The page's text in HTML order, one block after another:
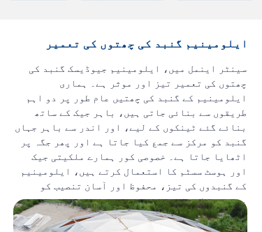
0102
03
04
ایلومینیم گنبد کی چھتوں کی تعمیر
سینٹر اینمل میں، ایلومینیم جیوڈیسک گنبد کی
چھتوں کی تعمیر تیز اور موثر ہے۔
ہماری
ایلومینیم کے گنبد کی چھتیں عام طور پر دو اہم
طریقوں سے بنائی جاتی ہیں، باہر جیک کے ساتھ
بنائے گئے ٹینکوں کے لیے،
اور اندر سے باہر جہاں
گنبد کو مرکز سے جمع کیا جاتا ہے اور پھر جگہ پر
اٹھایا جاتا ہے۔
خصوصی کور ہمارے ملکیتی جیک
اور ہوسٹ سسٹم کا استعمال کرتے ہیں،
ایلومینیم
کے گنبدوں کی تیز، محفوظ اور آسان تنصیب کو
یقینی بناتے ہیں۔